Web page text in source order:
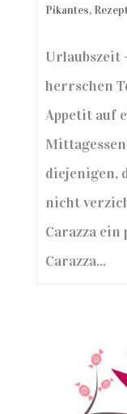
Pikantes,
Urlaubszeit
herrschen
Appetit auf
diejenigen,
nicht
Carazza
Carazza...